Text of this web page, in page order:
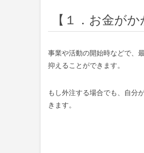
【１．お金がか
事業や活動の開始時などで、
抑えることができます。
もし外注する場合でも、自分
きます。